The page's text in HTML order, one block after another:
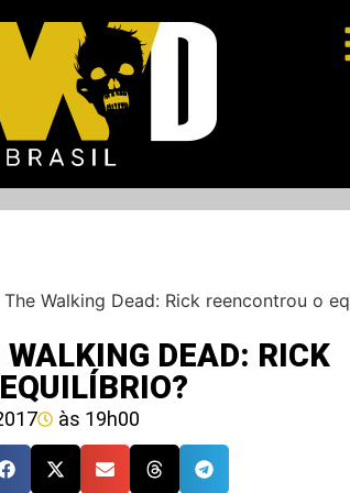
Walking Dead: Rick reencontrou o
DEAD: RICK
às 19h00